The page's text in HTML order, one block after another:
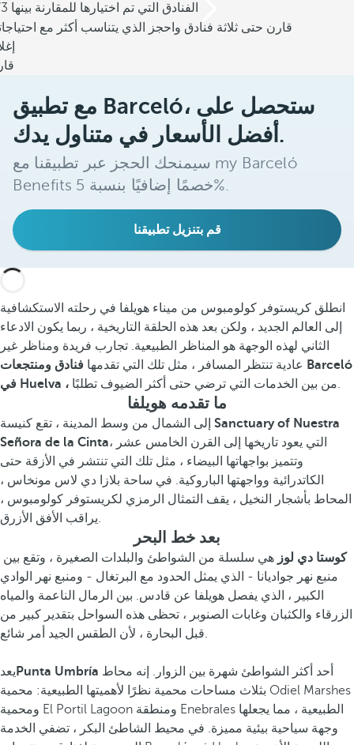
/3 الفنادق التي تم اختيارها للمقارنة بينها
قارن حتى ثلاثة فنادق واحجز الذي يتناسب أكثر مع
مع تطبيق Barceló، ستحصل على
أفضل الأسعار في متناول يدك.
سيمنحك الحجز عبر تطبيقنا مع my Barceló
Benefits خصمًا إضافيًا بنسبة 5%.
قم بتنزيل تطبيقنا
انطلق كريستوفر كولومبوس من ميناء هويلفا في رحلته الاستكشافية
إلى العالم الجديد ، ولكن بعد هذه الحلقة التاريخية ، ربما يكون الادعاء
الثاني لهذه الوجهة هو المناظر الطبيعية. تجارب فريدة ومناظر غير
عادية تنتظر المسافر ، مثل تلك التي تقدمها فنادق ومنتجعات Barceló
في Huelva ،
من بين الخدمات التي ترضي حتى أكثر الضيوف تطلبًا.
ما تقدمه هويلفا
إلى الشمال من وسط المدينة ، تقع كنيسة Sanctuary of Nuestra
Señora de la Cinta، التي يعود تاريخها إلى القرن الخامس عشر
وتتميز بواجهاتها البيضاء ، مثل تلك التي تنتشر في الأزقة حتى
الكاتدرائية وواجهتها الباروكية. في ساحة بلازا دي لاس مونخاس ،
المحاط بأشجار النخيل ، يقف التمثال الرمزي لكريستوفر كولومبوس ،
يراقب الأفق الأزرق.
بعد خط البحر
كوستا دي لوز هي سلسلة من الشواطئ والبلدات الصغيرة ، وتقع بين
منبع نهر جواديانا - الذي يمثل الحدود مع البرتغال - ومنبع نهر الوادي
الكبير ، الذي يفصل هويلفا عن قادس. بين الرمال الناعمة والمياه
الزرقاء والكثبان وغابات الصنوبر ، تحظى هذه السواحل بتقدير كبير من
قبل البحارة ، لأن الطقس الجيد أمر شائع.
يعد Punta Umbría
بثلاث مساحات محمية نظرًا لأهميتها الطبيعية: محمية Odiel Marshes
ومحمية El Portil Lagoon ومنطقة Enebrales الطبيعية ، مما يجعلها
وجهة سياحية بيئية مميزة. في محيط الشاطئ البكر ، تضفي الخدمة